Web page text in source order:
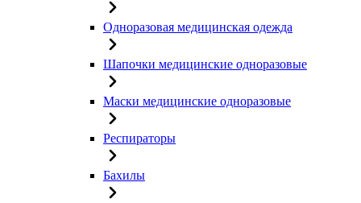
Одноразовая медицинская одежда
Шапочки медицинские одноразовые
Маски медицинские одноразовые
Респираторы
Бахилы